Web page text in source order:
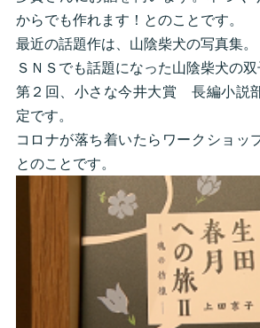
からでも作れます！とのことです。
最近の話題作は、山陰柴犬の写真集。
ＳＮＳでも話題になった山陰柴犬の双
第２回、小さな今井大賞 長編小説
定です。
コロナが落ち着いたらワークショッ
とのことです。